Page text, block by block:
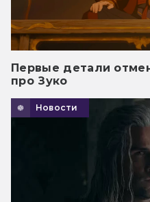
Первые детали
про Зуко
Новости